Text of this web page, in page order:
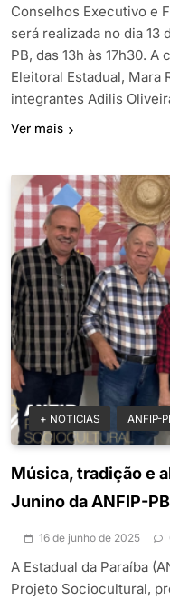
Conselhos Executivo e
será realizada no dia 13
PB, das 13h às 17h30.
Eleitoral Estadual, Mara
integrantes Adilis
Ver mais
+ NOTICIAS ANFIP-
Música, tradição e
Junino da ANFIP-PB
16 de junho de 2025
A Estadual da Paraíba
Projeto Sociocultural,